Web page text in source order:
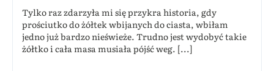
Tylko raz zdarzyła mi się przykra historia, gdy
prościutko do żółtek wbijanych do ciasta, wbiłam
jedno już bardzo nieświeże. Trudno jest wydobyć takie
żółtko i cała masa musiała pójść weg. [...]